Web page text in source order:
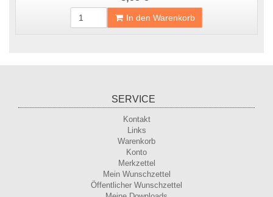
In den Warenkorb
SERVICE
Kontakt
Links
Warenkorb
Konto
Merkzettel
Mein Wunschzettel
Öffentlicher Wunschzettel